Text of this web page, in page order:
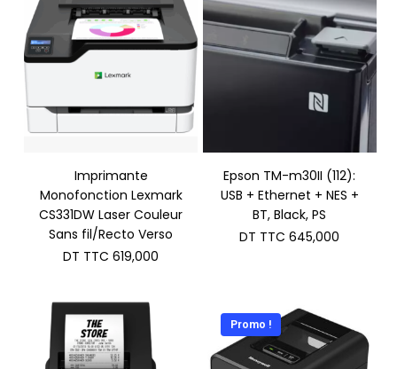
Imprimante
Monofonction Lexmark
CS331DW Laser Couleur
Sans fil/Recto Verso
DT TTC 619,000
Epson TM-m30II (112):
USB + Ethernet + NES +
BT, Black, PS
DT TTC 645,000
Promo !